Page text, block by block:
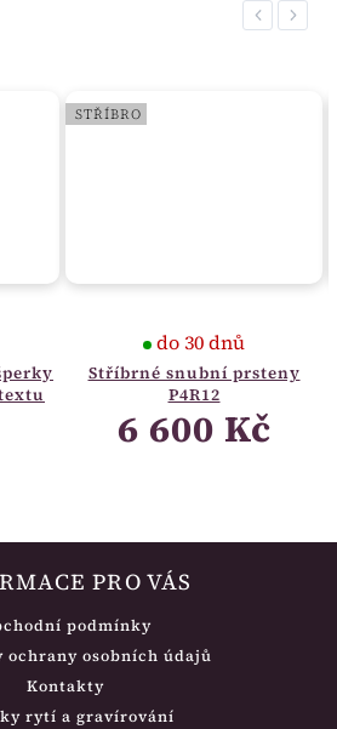
Previous
STŘÍBRO
Stříbrné snubní prsteny
P4R12
do 30 dnů
6 600 Kč
Next
PRO VÁS
podmínky
ochrany osobních údajů
Kontakty
rytí a gravírování